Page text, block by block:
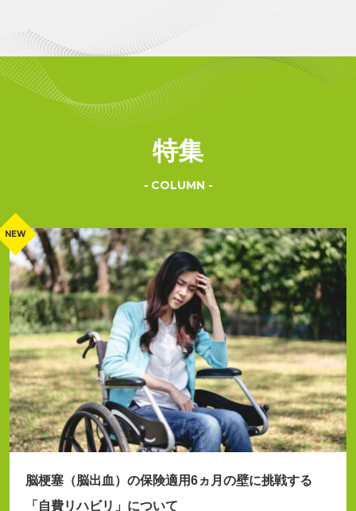
特集
COLUMN
脳梗塞（脳出血）の保険適用6ヵ月の壁に挑戦する
「自費リハビリ」について